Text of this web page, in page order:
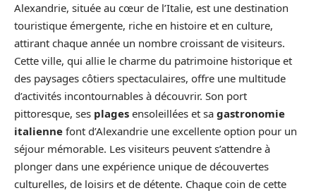
Alexandrie, située au cœur de l’Italie, est une destination
touristique émergente, riche en histoire et en culture,
attirant chaque année un nombre croissant de visiteurs.
Cette ville, qui allie le charme du patrimoine historique et
des paysages côtiers spectaculaires, offre une multitude
d’activités incontournables à découvrir. Son port
pittoresque, ses plages ensoleillées et sa gastronomie
italienne font d’Alexandrie une excellente option pour un
séjour mémorable. Les visiteurs peuvent s’attendre à
plonger dans une expérience unique de découvertes
culturelles, de loisirs et de détente. Chaque coin de cette